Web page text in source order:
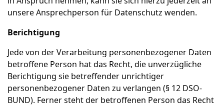
unsere Ansprechperson für Datenschutz wenden.
Berichtigung
Jede von der Verarbeitung personenbezogener Daten
betroffene Person hat das Recht, die unverzügliche
Berichtigung sie betreffender unrichtiger
personenbezogener Daten zu verlangen (§ 12 DSO-
BUND). Ferner steht der betroffenen Person das Recht